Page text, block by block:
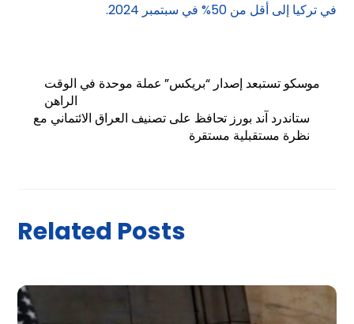
في تركيا إلى أقل من 50% في سبتمبر 2024.
موسكو تستبعد إصدار “بريكس” عملة موحدة في الوقت
الراهن
ستاندرد آند بورز تحافظ على تصنيف العراق الائتماني مع
نظرة مستقبلية مستقرة
Related Posts